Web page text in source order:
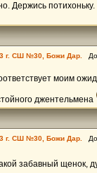
Держись
г. СШ №30, Божи Дар.
моим
джентельмена
г. СШ №30, Божи Дар.
забавный щенок,